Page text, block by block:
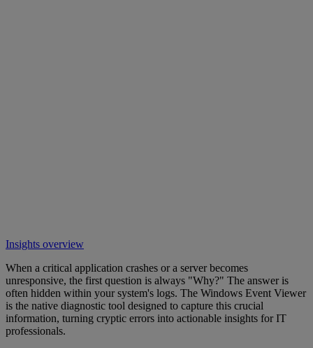
Insights overview
When a critical application crashes or a server becomes
unresponsive, the first question is always "Why?" The answer is
often hidden within your system's logs. The Windows Event Viewer
is the native diagnostic tool designed to capture this crucial
information, turning cryptic errors into actionable insights for IT
professionals.